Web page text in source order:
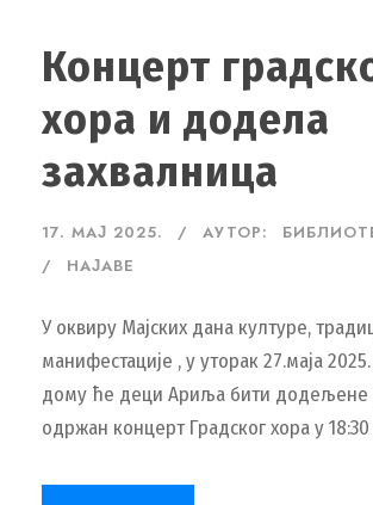
Концерт
хора и додела
захвалница
17. МАЈ 2025. АУТОР:
НАЈАВЕ
У оквиру Мајских дана културе,
манифестације , у уторак 27.маја
дому ће деци Ариља бити додељене
одржан концерт Градског хора у 18:30